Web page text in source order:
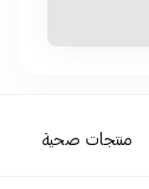
منتجات صحية